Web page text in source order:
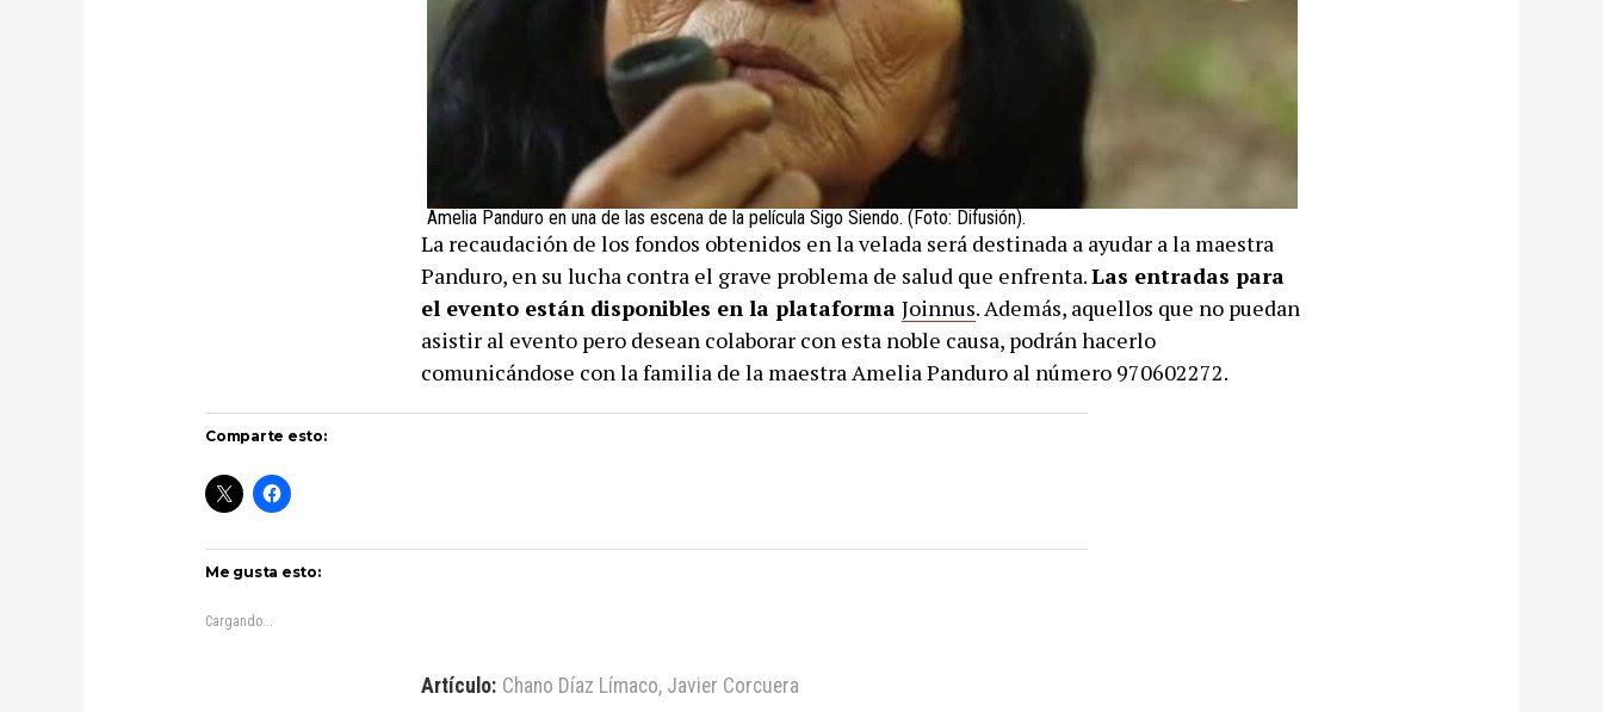
Amelia Panduro en una de las escena de la película Sigo Siendo. (Foto: Difusión).
La recaudación de los fondos obtenidos en la velada será destinada a ayudar a la maestra
Panduro, en su lucha contra el grave problema de salud que enfrenta.Las entradas para
el evento están disponibles en la plataforma Joinnus. Además, aquellos que no puedan
asistir al evento pero desean colaborar con esta noble causa, podrán hacerlo
comunicándose con la familia de la maestra Amelia Panduro al número 970602272.
Comparte esto:
Me gusta esto:
Cargando...
Artículo: Chano Díaz Límaco, Javier Corcuera